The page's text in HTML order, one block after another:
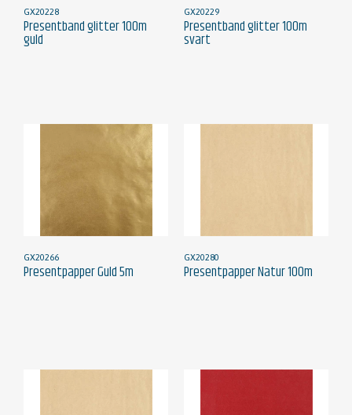
GX20228
Presentband glitter 100m
guld
GX20229
Presentband glitter 100m
svart
GX20266
Presentpapper Guld 5m
GX20280
Presentpapper Natur 100m